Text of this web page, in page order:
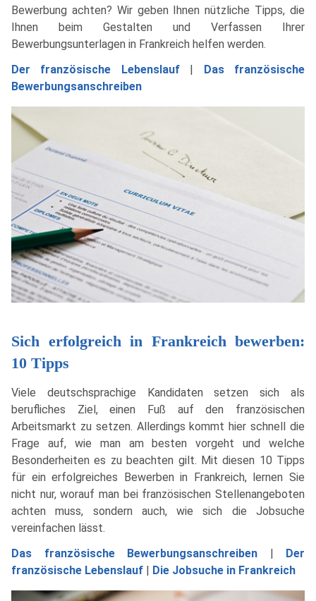
Bewerbung achten? Wir geben Ihnen nützliche Tipps, die
Ihnen beim Gestalten und Verfassen Ihrer
Bewerbungsunterlagen in Frankreich helfen werden.
Der französische Lebenslauf| Das französische
Bewerbungsanschreiben
Sich erfolgreich in Frankreich bewerben:
10 Tipps
Viele deutschsprachige Kandidaten setzen sich als
berufliches Ziel, einen Fuß auf den französischen
Arbeitsmarkt zu setzen. Allerdings kommt hier schnell die
Frage auf, wie man am besten vorgeht und welche
Besonderheiten es zu beachten gilt. Mit diesen 10 Tipps
für ein erfolgreiches Bewerben in Frankreich, lernen Sie
nicht nur, worauf man bei französischen Stellenangeboten
achten muss, sondern auch, wie sich die Jobsuche
vereinfachen lässt.
Das französische Bewerbungsanschreiben
Der
französische Lebenslauf
Die Jobsuche in Frankreich